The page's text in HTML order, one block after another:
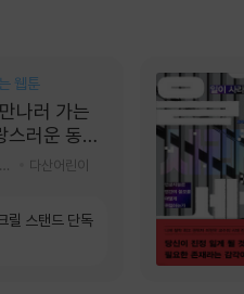
웹툰
나러 가는
스러운 동그
다산어린이
릴 스탠드 단독